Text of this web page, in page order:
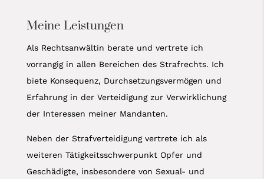
Meine Leistungen
Als Rechtsanwältin berate und vertrete ich
vorrangig in allen Bereichen des Strafrechts. Ich
biete Konsequenz, Durchsetzungsvermögen und
Erfahrung in der Verteidigung zur Verwirklichung
der Interessen meiner Mandanten.
Neben der Strafverteidigung vertrete ich als
weiteren Tätigkeitsschwerpunkt Opfer und
Geschädigte, insbesondere von Sexual- und